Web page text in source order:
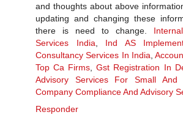
and thoughts about above
updating and changing these
there is need to change.
Services India
Ind AS
Consultancy Services In India ,
Top Ca Firms ,Gst Registration In
Advisory Services For Small And
Company Compliance And Advisory
Responder